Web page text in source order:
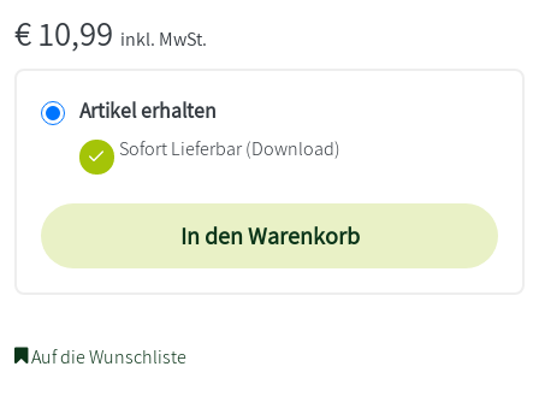
€10,99 inkl. MwSt.
Artikel erhalten
Sofort Lieferbar (Download)
In den Warenkorb
Auf die Wunschliste